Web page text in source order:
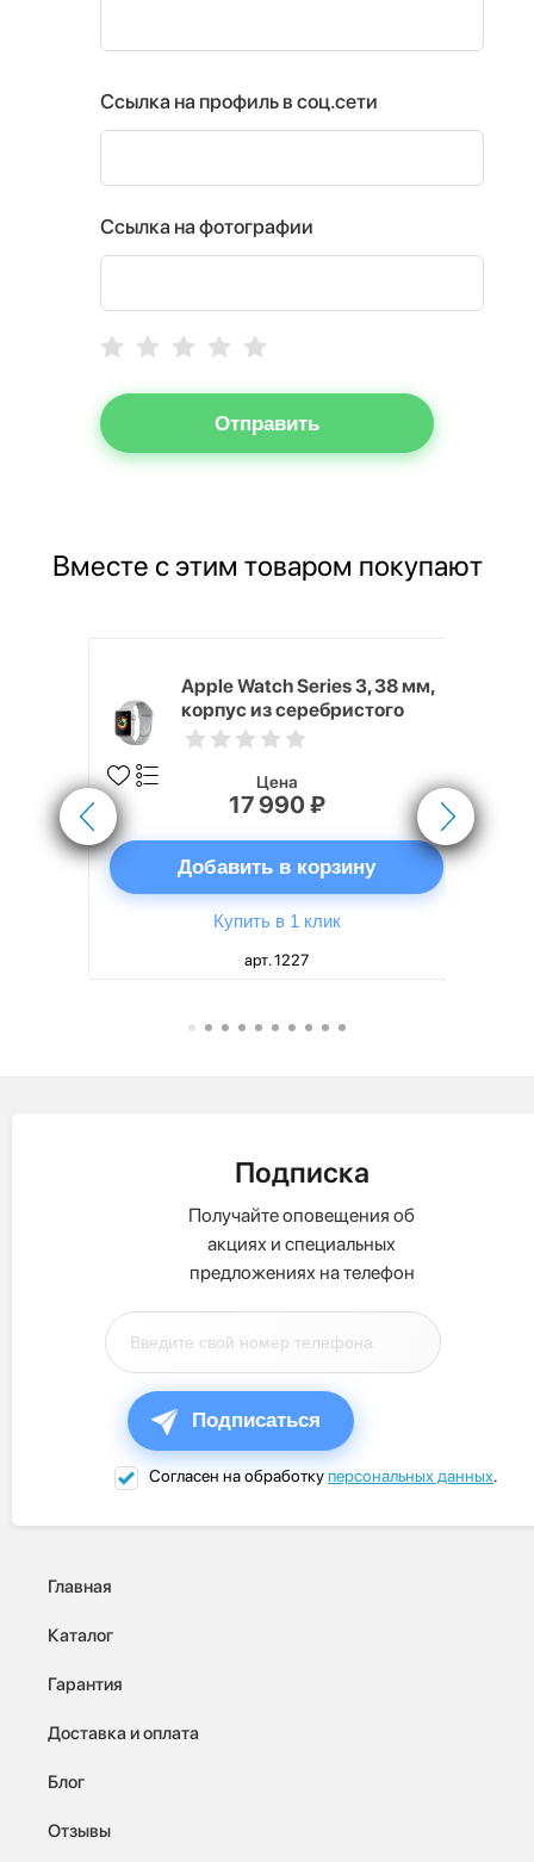
Ссылка на профиль в соц.сети
Ссылка на фотографии
Отправить
Вместе с этим товаром покупают
Apple Watch Series 3, 38 мм,
корпус из серебристого
алюминия, спортивный
Цена
17 990 ₽
Добавить в корзину
Купить в 1 клик
арт. 1227
Подписка
Получайте оповещения об
акциях и специальных
предложениях на телефон
Подписаться
Согласен на обработкуперсональных данных.
Главная
Каталог
Гарантия
Доставка и оплата
Блог
Отзывы